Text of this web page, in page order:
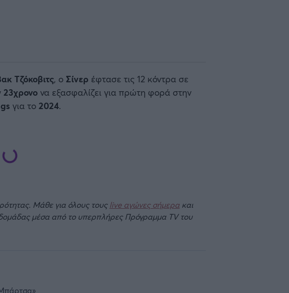
Τζόκοβιτς, ο Σίνερ έφτασε τις 12 κόντρα σε
23χρονο να εξασφαλίζει για πρώτη φορά στην
για το 2024.
Μάθε για όλους τους live αγώνες σήμερα και
μέσα από το υπερπλήρες Πρόγραμμα TV του